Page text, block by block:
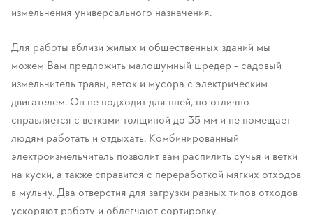
измельчения универсального назначения.
Для работы вблизи жилых и общественных зданий мы
можем Вам предложить малошумный шредер – садовый
измельчитель травы, веток и мусора с электрическим
двигателем. Он не подходит для пней, но отлично
справляется с ветками толщиной до 35 мм и не помещает
людям работать и отдыхать. Комбинированный
электроизмельчитель позволит вам распилить сучья и ветки
на куски, а также справится с переработкой мягких отходов
в мульчу. Два отверстия для загрузки разных типов отходов
ускоряют работу и облегчают сортировку.